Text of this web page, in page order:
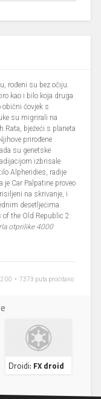
rođeni su bez očiju.
kao i bilo koja druga
obični čovjek s
su migrirali na
Rata, bježeći s planeta
prirođene
su genetske
izbrisale
Alpheridies, radije
je Car Palpatine proveo
na skrivanje, i
desetljećima.
the Old Republic 2:
otprilike 4000
• 7373 puta pročitano
Droidi: FX droid